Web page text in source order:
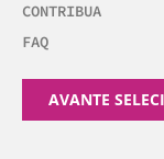
CONTRIBUA
FAQ
AVANTE